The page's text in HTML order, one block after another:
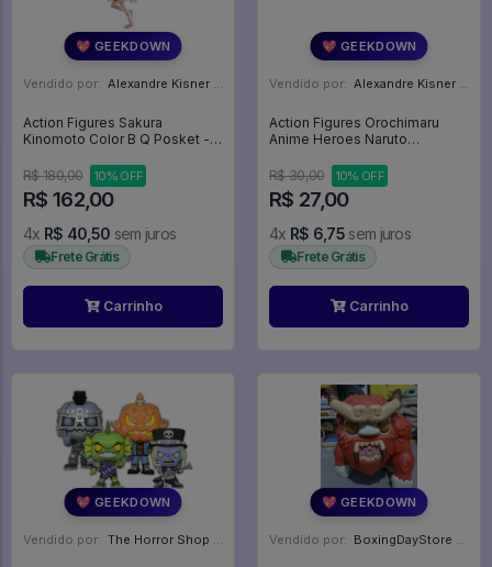
💖 GEEKDOWN
Vendido por: Alexandre Kisner - PR
Action Figures Sakura
Kinomoto Color B Q Posket -
R$ 180,00
10% OFF
R$ 162,00
4x R$ 40,50 sem juros
Frete Grátis
Carrinho
💖 GEEKDOWN
Vendido por: Alexandre Kisner - PR
Action Figures Orochimaru
Anime Heroes Naruto
Naruto Shippuden
R$ 30,00 10% OFF
R$ 27,00
4x R$ 6,75 sem juros
Frete Grátis
Carrinho
💖 GEEKDOWN
Vendido por: The Horror Shop - Colecionáveis - MG
💖 GEEKDOWN
Vendido por: BoxingDayStore - GO